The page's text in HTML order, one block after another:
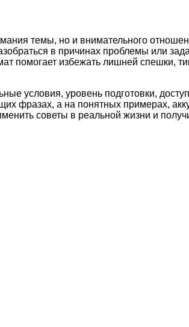
темы, но и внимательного
в причинах проблемы или
помогает избежать лишней спешки,
условия, уровень подготовки,
фразах, а на понятных примерах,
советы в реальной жизни и